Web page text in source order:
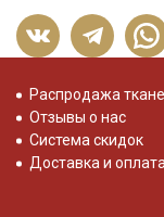
Распродажа
Отзывы о нас
Система скидок
Доставка и оплата